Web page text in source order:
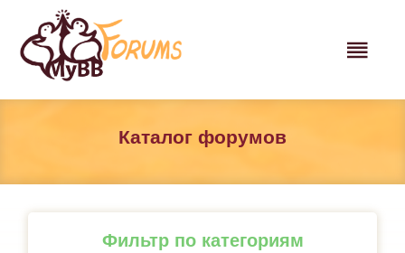
Каталог форумов
Фильтр по категориям